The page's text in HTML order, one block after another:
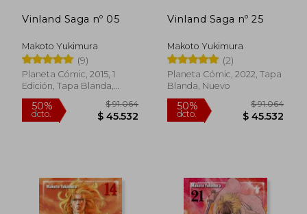
Vinland Saga nº 05
Makoto Yukimura
(9)
Planeta Cómic, 2015, 1
Edición, Tapa Blanda,
Nuevo
Vinland Saga nº 25
Makoto Yukimura
(2)
Planeta Cómic, 2022, Tapa
Blanda, Nuevo